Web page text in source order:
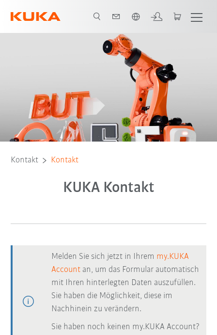
Kontakt Kontakt
KUKA Kontakt
Melden Sie sich jetzt in Ihrem my.KUKA
Account an, um das Formular automatisch
mit Ihren hinterlegten Daten auszufüllen.
Sie haben die Möglichkeit, diese im
Nachhinein zu verändern.
Sie haben noch keinen my.KUKA Account?